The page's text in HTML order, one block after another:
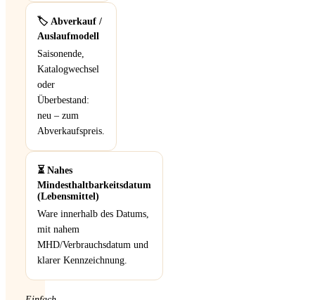
🏷️ Abverkauf /
Auslaufmodell
Saisonende,
Katalogwechsel
oder
Überbestand:
neu – zum
Abverkaufspreis.
⏳ Nahes
Mindesthaltbarkeitsdatum
(Lebensmittel)
Ware innerhalb des Datums,
mit nahem
MHD/Verbrauchsdatum und
klarer Kennzeichnung.